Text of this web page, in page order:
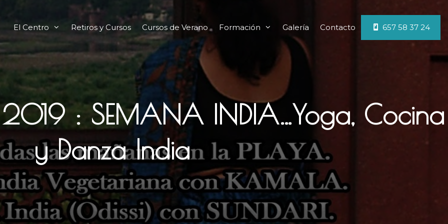
El Centro Retiros y Cursos Cursos de Verano Formación Galería Contacto 657 58 37 24
: SEMANA INDIA…Yoga, Cocina
y Danza India